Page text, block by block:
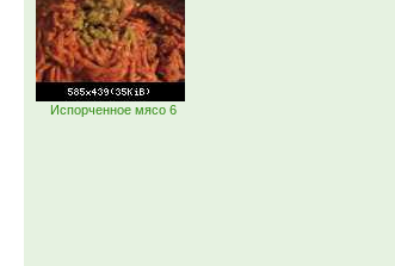
Испорченное мясо 6